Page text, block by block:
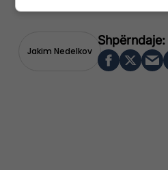
Jakim Nedelkov